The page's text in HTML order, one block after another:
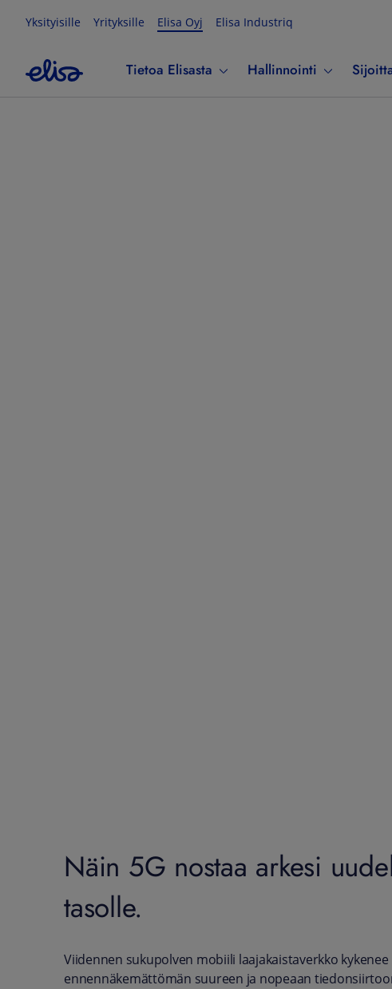
Yksityisille Yrityksille Elisa Oyj Elisa Industriq
Tietoa Elisasta Hallinnointi
Näin 5G nostaa arkesi
tasolle.
Viidennen sukupolven mobiili laajakaistaverkko kykenee
ennennäkemättömän suureen ja nopeaan